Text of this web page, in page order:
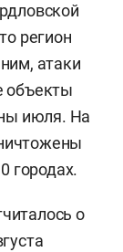
регион
атаки
объекты
июля. На
городах.
о